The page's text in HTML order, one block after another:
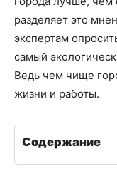
разделяет это
экспертам
самый
Ведь чем чище
жизни и работы.
Содержание